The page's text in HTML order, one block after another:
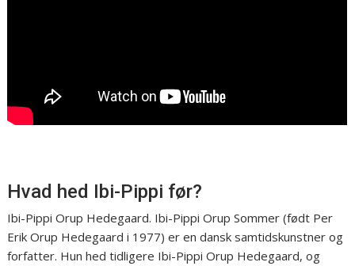
Hvad hed Ibi-Pippi før?
Ibi-Pippi Orup Hedegaard. Ibi-Pippi Orup Sommer (født Per
Erik Orup Hedegaard i 1977) er en dansk samtidskunstner og
forfatter. Hun hed tidligere Ibi-Pippi Orup Hedegaard, og